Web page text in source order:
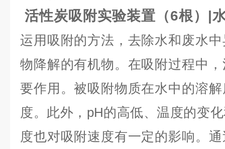
活性炭吸附实验装置（6根）|
运用吸附的方法，去除水和废水
物降解的有机物。在吸附过程中
要作用。被吸附物质在水中的溶
度。此外，pH的高低、温度的变
度也对吸附速度有一定的影响。